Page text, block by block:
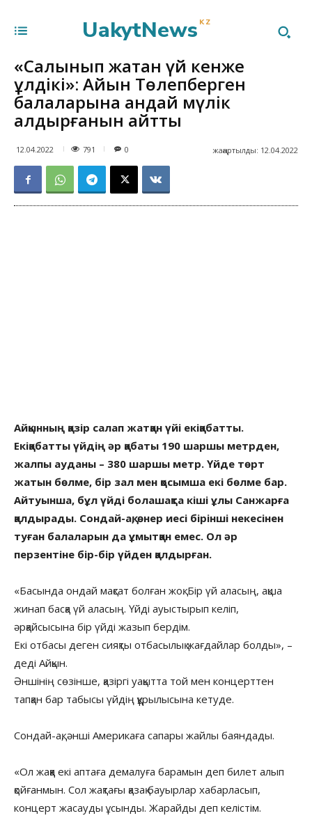
UakytNews KZ
«Салынып жатқан үй кенже
ұлдікі»: Айқын Төлепберген
балаларына қандай мүлік
қалдырғанын айтты
12.04.2022 791 жаңартылды: 12.04.2022
0
Айқынның қазір салап жатқан үйі екіқабатты.
Екіқабатты үйдің әр қабаты 190 шаршы метрден,
жалпы ауданы – 380 шаршы метр. Үйде төрт
жатын бөлме, бір зал мен қосымша екі бөлме бар.
Айтуынша, бұл үйді болашақта кіші ұлы Санжарға
қалдырады. Сондай-ақ, өнер иесі бірінші некесінен
туған балаларын да ұмытқан емес. Ол әр
перзентіне бір-бір үйден қалдырған.
«Басында ондай мақсат болған жоқ. Бір үй аласың, ақша
жинап басқа үй аласың. Үйді ауыстырып келіп,
әрқайсысына бір үйді жазып бердім.
Екі отбасы деген сияқты отбасылық жағдайлар болды», –
деді Айқын.
Әншінің сөзінше, қазіргі уақытта той мен концерттен
тапқан бар табысы үйдің құрылысына кетуде.
Сондай-ақ, әнші Америкаға сапары жайлы баяндады.
«Ол жаққа екі аптаға демалуға барамын деп билет алып
қойғанмын. Сол жақтағы қазақ бауырлар хабарласып,
концерт жасауды ұсынды. Жарайды деп келістім.